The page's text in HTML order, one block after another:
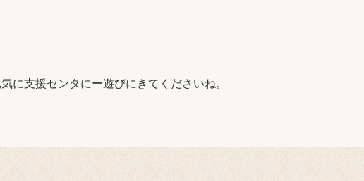
に支援センタにー遊びにきてくださいね。